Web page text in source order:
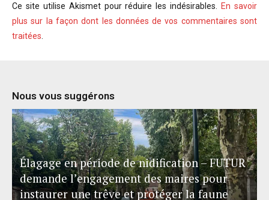
Ce site utilise Akismet pour réduire les indésirables.
En savoir
plus sur la façon dont les données de vos commentaires sont
traitées
Nous vous suggérons
Élagage en période de nidification – FUTUR
demande l’engagement des maires pour
instaurer une trêve et protéger la faune